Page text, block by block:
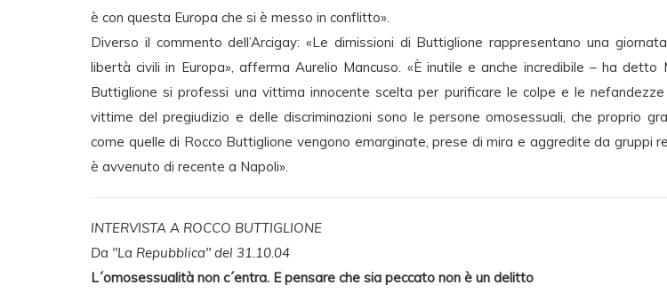
è con questa Europa che si è messo in conflitto».
Diverso il commento dell’Arcigay: «Le dimissioni di Buttiglione rappresentano una
libertà civili in Europa», afferma Aurelio Mancuso. «È inutile e anche incredibile – ha detto
Buttiglione si professi una vittima innocente scelta per purificare le colpe e le
vittime del pregiudizio e delle discriminazioni sono le persone omosessuali, che proprio
come quelle di Rocco Buttiglione vengono emarginate, prese di mira e aggredite da gruppi
è avvenuto di recente a Napoli».
INTERVISTA A ROCCO BUTTIGLIONE
Da "La Repubblica" del 31.10.04
L´omosessualità non c´entra. E pensare che sia peccato non è un delitto